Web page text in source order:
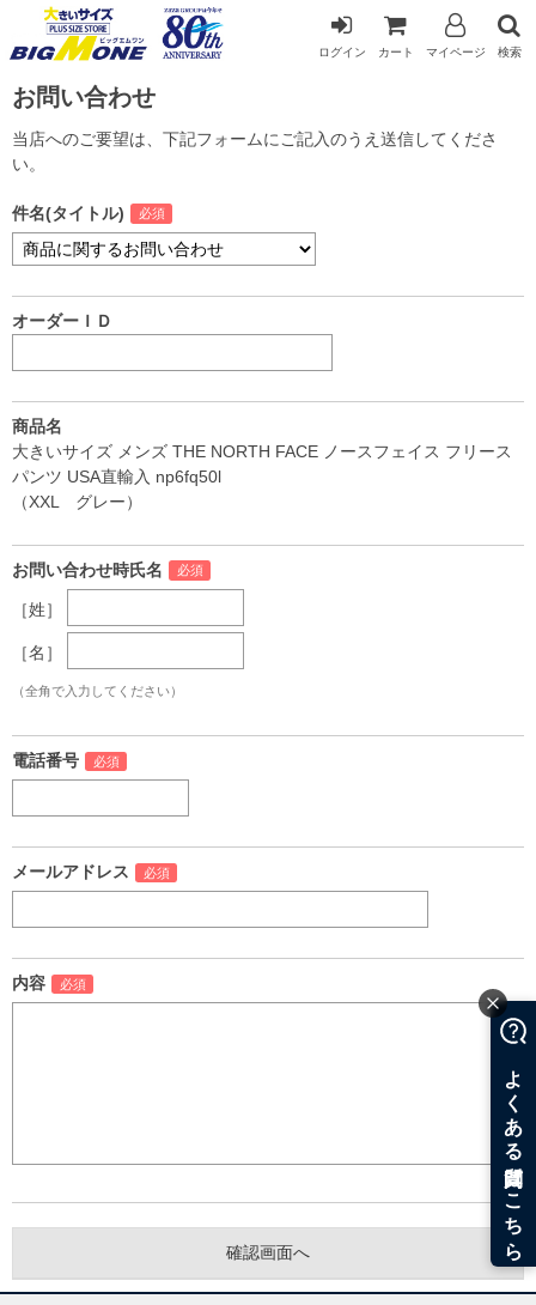
ログイン カート マイページ 検索
お問い合わせ
当店へのご要望は、下記フォームにご記入のうえ送信してくださ
い。
件名(タイトル)
オーダーＩＤ
商品名
大きいサイズ メンズ THE NORTH FACE ノースフェイス フリース
パンツ USA直輸入 np6fq50l
（XXL グレー）
お問い合わせ時氏名
［姓］
［名］
（全角で入力してください）
電話番号
メールアドレス
内容